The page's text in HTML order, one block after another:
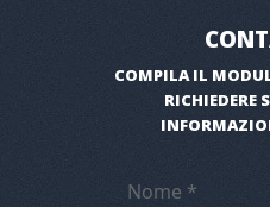
COMPILA IL
RICHIEDERE